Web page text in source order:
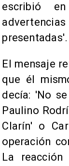
escribió
presentadas'.
El mensaje
que él
decía: 'No
Paulino
Clarín' o
operación
La